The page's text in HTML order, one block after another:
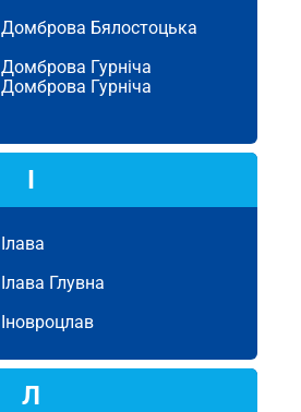
Домброва Бялостоцька
Домброва Гурніча
Домброва Гурніча
І
Ілава
Ілава Глувна
Іновроцлав
Л